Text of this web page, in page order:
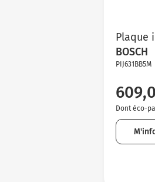
Plaque
BOSCH
PIJ631BB5M
Dont éco-